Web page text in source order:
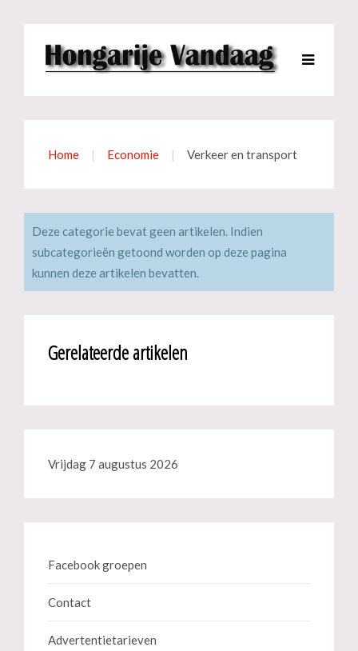
Home Economie Verkeer en transport
Deze categorie bevat geen artikelen. Indien
subcategorieën getoond worden op deze pagina
kunnen deze artikelen bevatten.
Gerelateerde artikelen
Vrijdag 7 augustus 2026
Facebook groepen
Contact
Advertentietarieven